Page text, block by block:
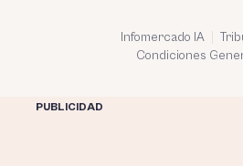
Infomercado IA
Condiciones
PUBLICIDAD